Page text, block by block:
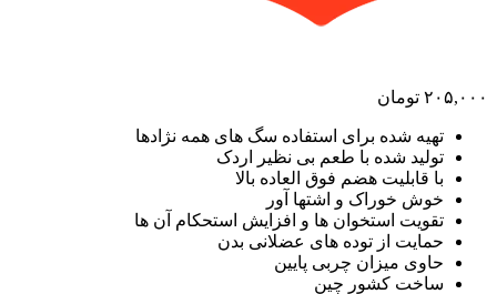
۲۰۵,۰۰۰ تومان
تهیه شده برای استفاده سگ های همه نژادها
تولید شده با طعم بی نظیر اردک
با قابلیت هضم فوق العاده بالا
خوش خوراک و اشتها آور
تقویت استخوان ها و افزایش استحکام آن ها
حمایت از توده های عضلانی بدن
حاوی میزان چربی پایین
ساخت کشور چین